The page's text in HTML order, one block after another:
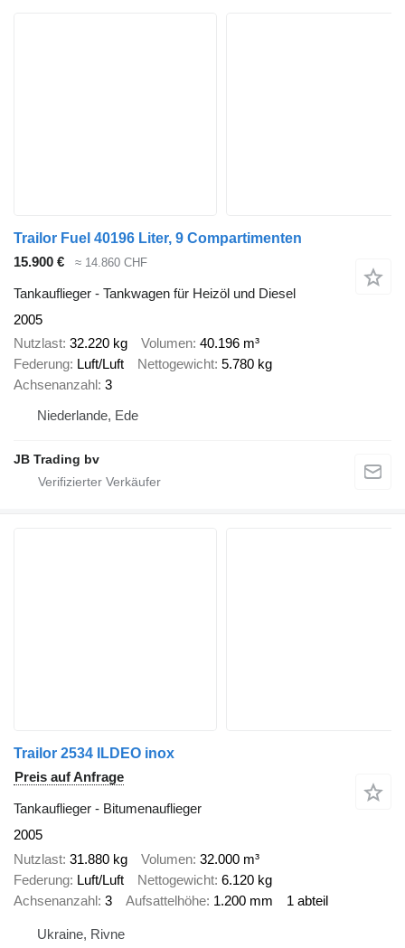
Trailor Fuel 40196 Liter, 9 Compartimenten
15.900 €
≈ 14.860 CHF
Tankauflieger - Tankwagen für Heizöl und Diesel
2005
Nutzlast 32.220 kg Volumen 40.196 m³
Federung Luft/Luft Nettogewicht 5.780 kg
Achsenanzahl 3
Niederlande, Ede
JB Trading bv
Trailor 2534 ILDEO inox
Preis auf Anfrage
Tankauflieger - Bitumenauflieger
2005
Nutzlast 31.880 kg Volumen 32.000 m³
Federung Luft/Luft Nettogewicht 6.120 kg
Achsenanzahl 3 Aufsattelhöhe 1.200 mm 1 abteil
Ukraine, Rivne